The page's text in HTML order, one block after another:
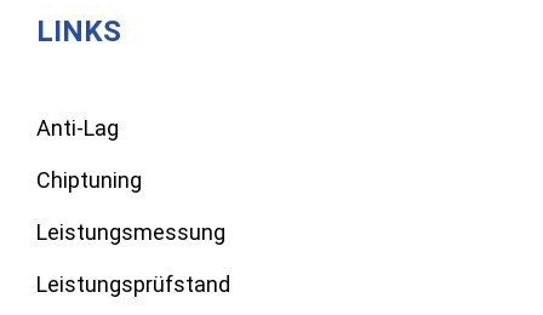
LINKS
Anti-Lag
Chiptuning
Leistungsmessung
Leistungsprüfstand